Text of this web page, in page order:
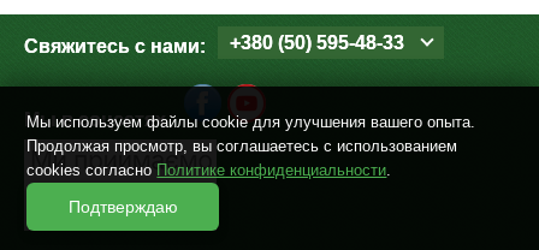
Свяжитесь с нами: +380 (50) 595-48-33
Мы в соцсетях
Мы используем файлы cookie для улучшения вашего опыта.
Продолжая просмотр, вы соглашаетесь с использованием
cookies согласно Политике конфиденциальности.
Подтверждаю